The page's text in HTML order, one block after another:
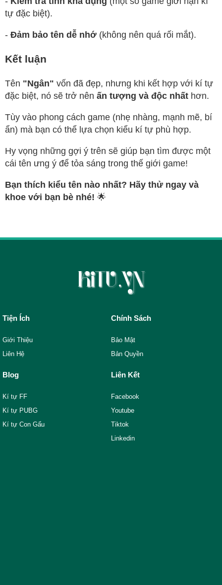
tự đặc biệt).
- Đảm bảo tên dễ nhớ (không nên quá rối mắt).
Kết luận
Tên "Ngân" vốn đã đẹp, nhưng khi kết hợp với kí tự
đặc biệt, nó sẽ trở nên ấn tượng và độc nhất hơn.
Tùy vào phong cách game (nhẹ nhàng, mạnh mẽ, bí
ẩn) mà bạn có thể lựa chọn kiểu kí tự phù hợp.
Hy vọng những gợi ý trên sẽ giúp bạn tìm được một
cái tên ưng ý để tỏa sáng trong thế giới game!
Bạn thích kiểu tên nào nhất? Hãy thử ngay và
khoe với bạn bè nhé! 🌟
Tiện Ích
Giới Thiệu
Liên Hệ
Chính Sách
Bảo Mật
Bản Quyền
Blog
Kí tự FF
Kí tự PUBG
Kí tự Con Gấu
Liên Kết
Facebook
Youtube
Tiktok
Linkedin